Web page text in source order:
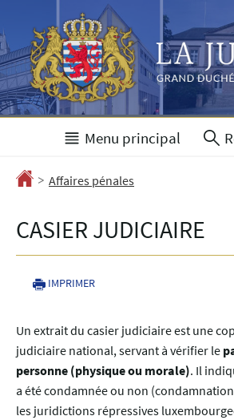
à
la
navigation
au
contenu
Menu principal
Accueil
> Affaires pénales
CASIER JUDICIAIRE
IMPRIMER
Un extrait du casier judiciaire est une
judiciaire national, servant à vérifier le
personne (physique ou morale). Il
a été condamnée ou non
les juridictions répressives